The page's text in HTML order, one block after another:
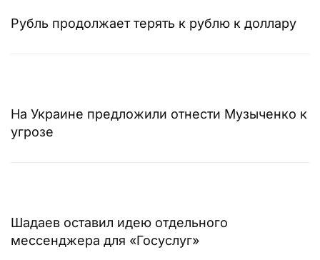
Рубль продолжает терять к рублю к доллару
На Украине предложили отнести Музыченко к
угрозе
Шадаев оставил идею отдельного
мессенджера для «Госуслуг»